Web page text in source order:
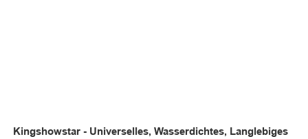
Kingshowstar - Universelles, Wasserdichtes, Langlebiges